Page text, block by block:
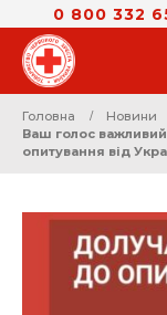
0 800 332
Головна
Новини
Ваш голос
опитування від